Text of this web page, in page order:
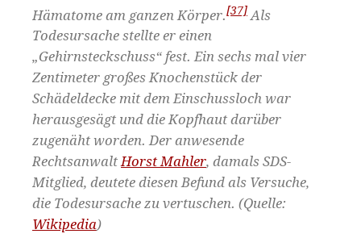
Hämatome am ganzen Körper.[37] Als
Todesursache stellte er einen
„Gehirnsteckschuss“ fest. Ein sechs mal vier
Zentimeter großes Knochenstück der
Schädeldecke mit dem Einschussloch war
herausgesägt und die Kopfhaut darüber
zugenäht worden. Der anwesende
RechtsanwaltHorst Mahler, damals SDS-
Mitglied, deutete diesen Befund als Versuche,
die Todesursache zu vertuschen. (Quelle:
Wikipedia)